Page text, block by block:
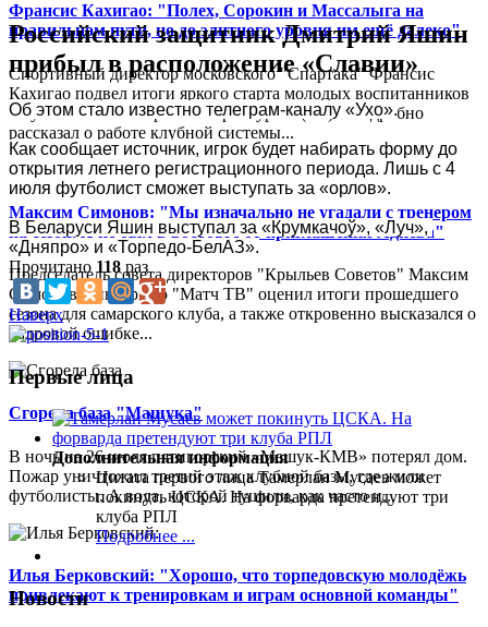
Франсис Кахигао: "Полех, Сорокин и Массалыга на
правильном пути, но до элитного уровня им ещё далеко"
Спортивный директор московского "Спартака" Франсис
Кахигао подвел итоги яркого старта молодых воспитанников
в кубковом матче против "Оренбурга" (5:1) и подробно
рассказал о работе клубной системы...
Максим Симонов: "Мы изначально не угадали с тренером
на сезон. Я не был в восторге от приглашения Адиева"
Председатель совета директоров "Крыльев Советов" Максим
Симонов в интервью "Матч ТВ" оценил итоги прошедшего
сезона для самарского клуба, а также откровенно высказался о
кадровой ошибке...
Сгорела база "Машука"
В ночь на 26 июля пятигорский «Машук-КМВ» потерял дом.
Пожар уничтожил третий этаж клубной базы, где жили
футболисты. А вода, которой тушили, как часто и...
Илья Берковский: "Хорошо, что торпедовскую молодёжь
привлекают к тренировкам и играм основной команды"
Российский защитник Дмитрий Яшин
прибыл в расположение «Славии»
Об этом стало известно телеграм-каналу «Ухо».
Как сообщает источник, игрок будет набирать форму до
открытия летнего регистрационного периода. Лишь с 4
июля футболист сможет выступать за «орлов».
В Беларуси Яшин выступал за «Крумкачоў», «Луч»,
«Дняпро» и «Торпедо-БелАЗ».
Прочитано 118 раз
Наверх
Первые лица
Дополнительная информация
Цитата первого лица Тамерлан Мусаев может
покинуть ЦСКА. На форварда претендуют три
клуба РПЛ
Подробнее ...
Новости